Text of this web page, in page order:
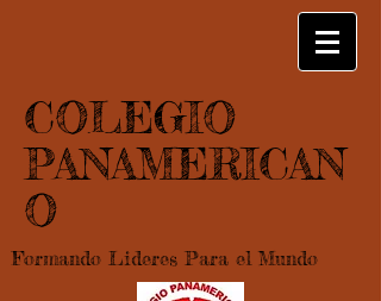
COLEGIO
PANAMERICAN
O
Formando Lideres Para el Mundo